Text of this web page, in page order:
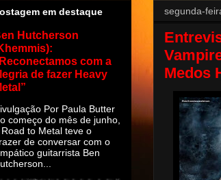
segunda-
Medos
em destaque
Hutcherson
com a
de fazer Heavy
Por Paula Butter
começo do mês de junho,
to Metal teve o
de conversar com o
guitarrista Ben